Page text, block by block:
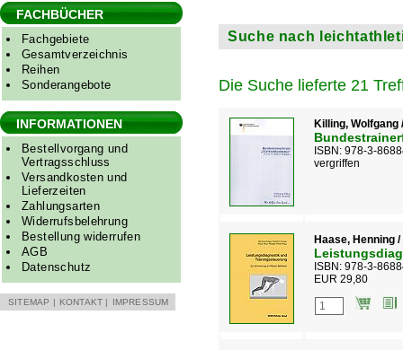
FACHBÜCHER
Fachgebiete
Gesamtverzeichnis
Reihen
Sonderangebote
INFORMATIONEN
Bestellvorgang und
Vertragsschluss
Versandkosten und
Lieferzeiten
Zahlungsarten
Widerrufsbelehrung
Bestellung widerrufen
AGB
Datenschutz
SITEMAP | KONTAKT | IMPRESSUM
Suche nach
Die Suche lieferte 21
Killing, Wolfgang
ISBN: 978-3-
vergriffen
Haase, Henning
ISBN: 978-3-
EUR 29,80